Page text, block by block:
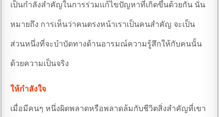
เป็นกำลังสำคัญในการร่วมแก้ไขปัญหาที่เกิดขึ้นด้วยกัน นั่น
หมายถึง การเห็นว่าคนตรงหน้าเราเป็นคนสำคัญ จะเป็น
ส่วนหนึ่งที่จะบำบัดทางด้านอารมณ์ความรู้สึกให้กับคนนั้น
ด้วยความเป็นจริง
ให้กำลังใจ
เมื่อมีคนๆ หนึ่งผิดพลาดหรือพลาดล้มกับชีวิตสิ่งสำคัญที่เขา